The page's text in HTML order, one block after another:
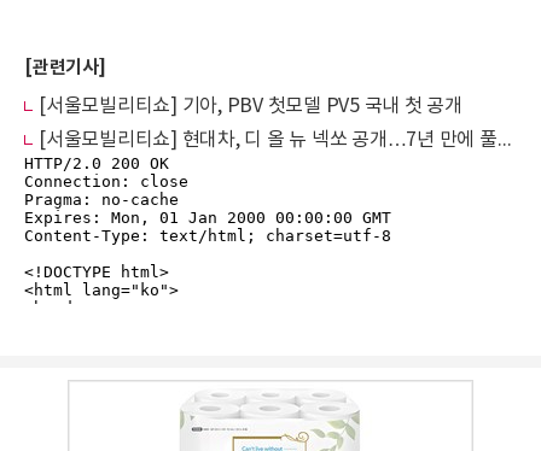
[관련기사]
[서울모빌리티쇼] 기아, PBV 첫모델 PV5 국내 첫 공개
[서울모빌리티쇼] 현대차, 디 올 뉴 넥쏘 공개…7년 만에 풀체인지